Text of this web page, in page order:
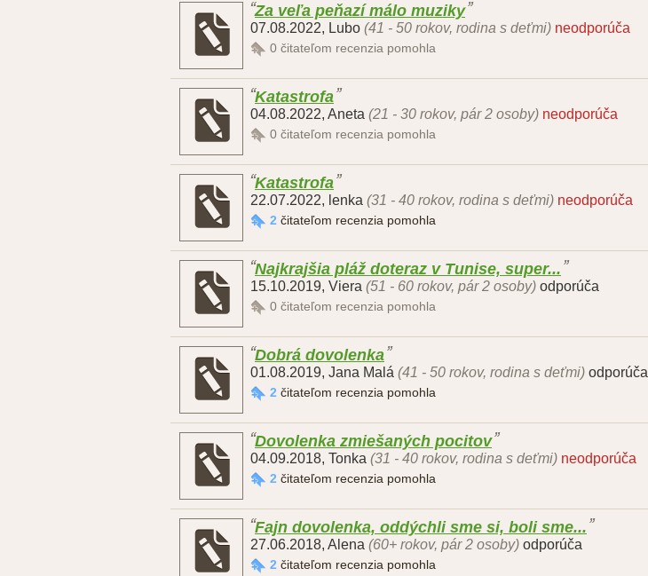
Za veľa peňazí málo muziky
07.08.2022, Lubo (41 - 50 rokov, rodina s deťmi) neodporúča
0 čitateľom recenzia pomohla
Katastrofa
04.08.2022, Aneta (21 - 30 rokov, pár 2 osoby) neodporúča
0 čitateľom recenzia pomohla
Katastrofa
22.07.2022, lenka (31 - 40 rokov, rodina s deťmi) neodporúča
2 čitateľom recenzia pomohla
Najkrajšia pláž doteraz v Tunise, super...
15.10.2019, Viera (51 - 60 rokov, pár 2 osoby) odporúča
0 čitateľom recenzia pomohla
Dobrá dovolenka
01.08.2019, Jana Malá (41 - 50 rokov, rodina s deťmi) odporúča
2 čitateľom recenzia pomohla
Dovolenka zmiešaných pocitov
04.09.2018, Tonka (31 - 40 rokov, rodina s deťmi) neodporúča
2 čitateľom recenzia pomohla
Fajn dovolenka, oddýchli sme si, boli sme...
27.06.2018, Alena (60+ rokov, pár 2 osoby) odporúča
2 čitateľom recenzia pomohla